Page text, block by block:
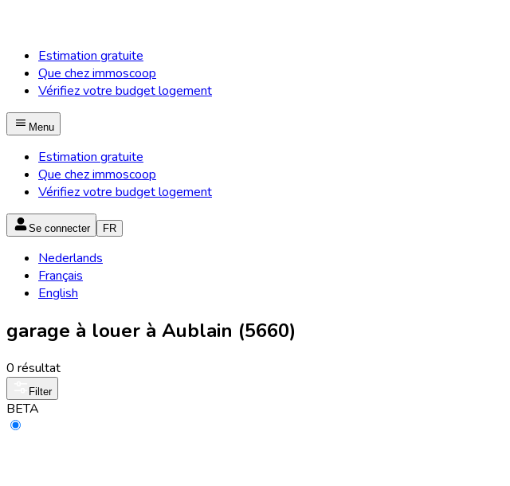
Estimation gratuite
Que chez immoscoop
Vérifiez votre budget logement
Menu
Estimation gratuite
Que chez immoscoop
Vérifiez votre budget logement
Se connecter FR
Nederlands
Français
English
garage à louer à Aublain (5660)
0 résultat
Filter
BETA